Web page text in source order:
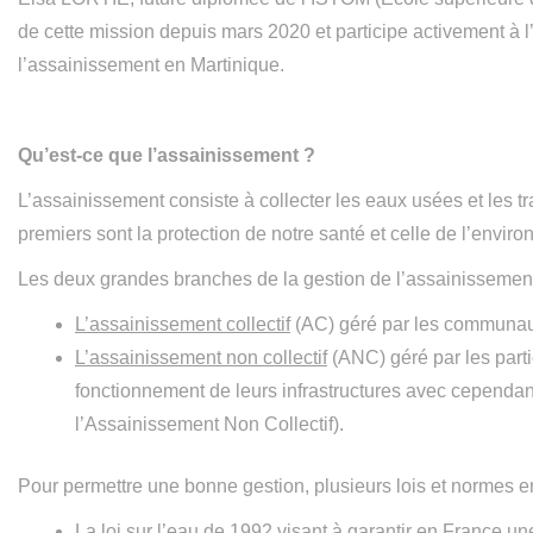
de cette mission depuis mars 2020 et participe activement à
l’assainissement en Martinique.
Qu’est-ce que l’assainissement ?
L’assainissement consiste à collecter les eaux usées et
premiers sont la protection de notre santé et celle de
Les deux grandes branches de la gestion de
L’assainissement collectif(AC) géré par les
L’assainissement non collectif(ANC) géré par les
fonctionnement de leurs infrastructures avec
l’Assainissement Non Collectif).
Pour permettre une bonne gestion, plusieurs lois et normes